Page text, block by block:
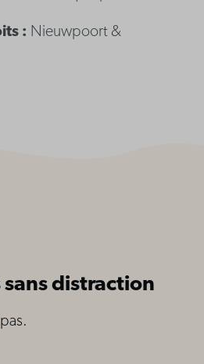
: Nieuwpoort &
sans distraction